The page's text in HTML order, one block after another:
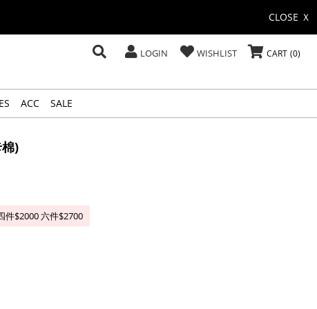
CLOSE Ｘ
CART 0
WISHLIST
LOGIN
ACC SALE
)
件$2000 六件$2700